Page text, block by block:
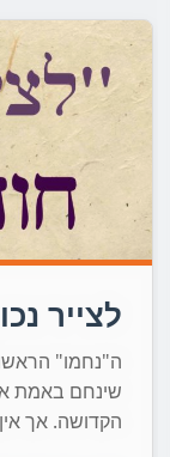
לצייר
ה"נחמו"
שינחם באמת
הקדושה. אך